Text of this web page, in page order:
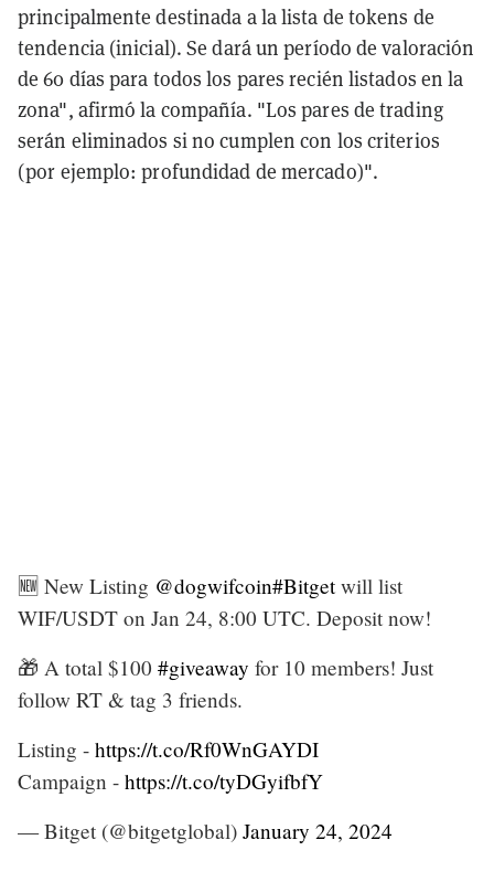
principalmente destinada a la lista de tokens de
tendencia (inicial). Se dará un período de valoración
de 60 días para todos los pares recién listados en la
zona", afirmó la compañía. "Los pares de trading
serán eliminados si no cumplen con los criterios
(por ejemplo: profundidad de mercado)".
🆕 New Listing @dogwifcoin#Bitgetwill list
WIF/USDT on Jan 24, 8:00 UTC. Deposit now!
🎁 A total $100 #giveaway for 10 members! Just
follow RT & tag 3 friends.
Listing - https://t.co/Rf0WnGAYDI
Campaign - https://t.co/tyDGyifbfY
— Bitget (@bitgetglobal) January 24, 2024